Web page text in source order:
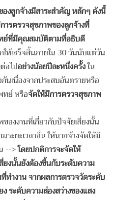
งลูกจ้างมีสาระสำคัญ หลักๆ ดังนี้
ารตรวจสุขภาพของลูกจ้างที่
ทย์ที่มีคุณสมบัติตามที่อธิบดี
ห้เสร็จสิ้นภายใน 30 วันนับแต่วัน
อไปอย่างน้อยปีละหนึ่งครั้งใน
เนื่องจากประสบอันตรายหรือ
ทย์ หรือจัดให้มีการตรวจสุขภาพ
องงานที่เกี่ยวกับปัจจัยเสี่ยงนั้น
ะยะเวลาอื่น ให้นายจ้างจัดให้มี
-->โดยปกติการจะจัดให้
ยงนั้นยังต้องขึ้นกับระดับความ
ทำงาน จากผลการตรวจวัดระดับ
ระดับความส่องสว่างของแสง